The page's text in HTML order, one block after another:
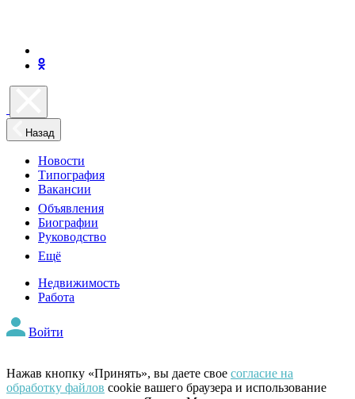
Назад
Новости
Типография
Вакансии
Объявления
Биографии
Руководство
Ещё
Недвижимость
Работа
Войти
Нажав кнопку «Принять», вы даете свое согласие на
обработку файлов cookie вашего браузера и использование